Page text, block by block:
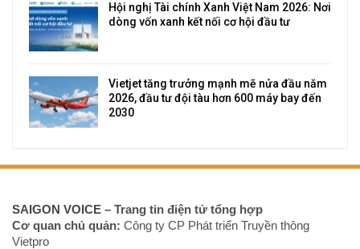
Hội nghị Tài chính Xanh Việt Nam 2026: Nơi
dòng vốn xanh kết nối cơ hội đầu tư
Vietjet tăng trưởng mạnh mẽ nửa đầu năm
2026, đầu tư đội tàu hơn 600 máy bay đến
2030
SAIGON VOICE – Trang tin điện tử tổng hợp
Cơ quan chủ quản: Công ty CP Phát triển Truyền thông
Vietpro